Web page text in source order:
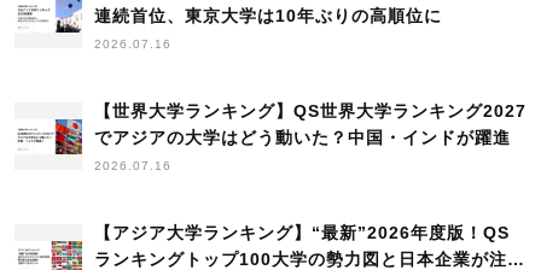
連続首位、東京大学は10年ぶりの高順位に
2026.07.16
【世界大学ランキング】QS世界大学ランキング2027
でアジアの大学はどう動いた？中国・インドが躍進
2026.07.16
【アジア大学ランキング】“最新”2026年度版！QS
ランキングトップ100大学の勢力図と日本企業が注目